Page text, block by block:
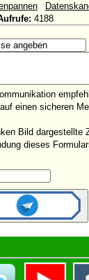
4188
einen sicheren
Bild dargestellte
dieses